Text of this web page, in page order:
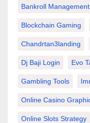
Bankroll Management
Blockchain Gaming
Chandrtan3landing
Dj Baji Login Evo
Gambling Tools
Online Casino
Online Slots Strategy